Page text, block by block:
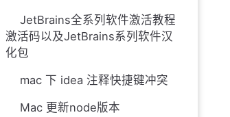
JetBrains全系列软件激活教程
激活码以及JetBrains系列软件汉
化包
mac 下 idea 注释快捷键冲突
Mac 更新node版本